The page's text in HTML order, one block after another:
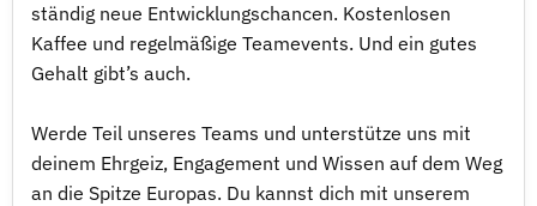
ständig neue Entwicklungschancen. Kostenlosen
Kaffee und regelmäßige Teamevents. Und ein gutes
Gehalt gibt’s auch.
Werde Teil unseres Teams und unterstütze uns mit
deinem Ehrgeiz, Engagement und Wissen auf dem Weg
an die Spitze Europas. Du kannst dich mit unserem